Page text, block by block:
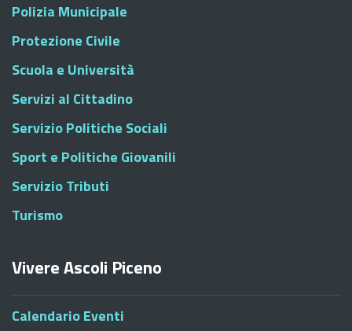
Polizia Municipale
Protezione Civile
Scuola e Università
Servizi al Cittadino
Servizio Politiche Sociali
Sport e Politiche Giovanili
Servizio Tributi
Turismo
Vivere Ascoli Piceno
Calendario Eventi